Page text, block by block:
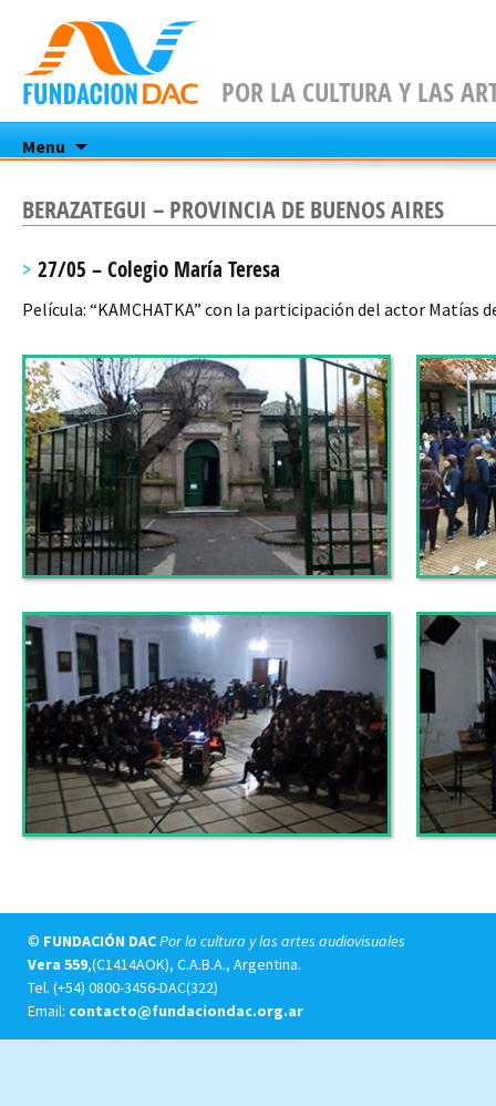
POR LA CULTURA Y LAS
Menu
Skip
to
BERAZATEGUI – PROVINCIA DE BUENOS AIRES
27/05 – Colegio María Teresa
Película: “KAMCHATKA” con la participación del actor Matías
© FUNDACIÓN DACPor la cultura y las artes audiovisuales
Vera 559,(C1414AOK), C.A.B.A., Argentina.
Tel. (+54) 0800-3456-DAC(322)
Email: contacto@fundaciondac.org.ar